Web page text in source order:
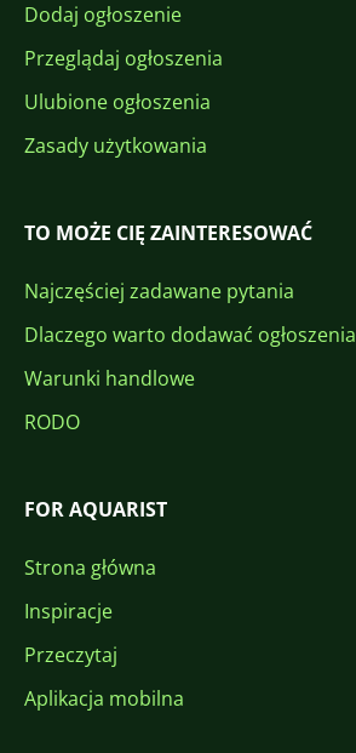
Dodaj ogłoszenie
Przeglądaj ogłoszenia
Ulubione ogłoszenia
Zasady użytkowania
TO MOŻE CIĘ ZAINTERESOWAĆ
Najczęściej zadawane pytania
Dlaczego warto dodawać ogłoszenia
Warunki handlowe
RODO
FOR AQUARIST
Strona główna
Inspiracje
Przeczytaj
Aplikacja mobilna